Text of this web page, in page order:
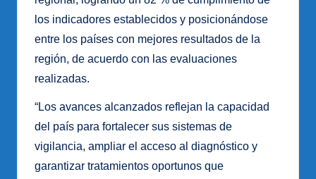
los indicadores establecidos y posicionándose
entre los países con mejores resultados de la
región, de acuerdo con las evaluaciones
realizadas.
“Los avances alcanzados reflejan la capacidad
del país para fortalecer sus sistemas de
vigilancia, ampliar el acceso al diagnóstico y
garantizar tratamientos oportunos que